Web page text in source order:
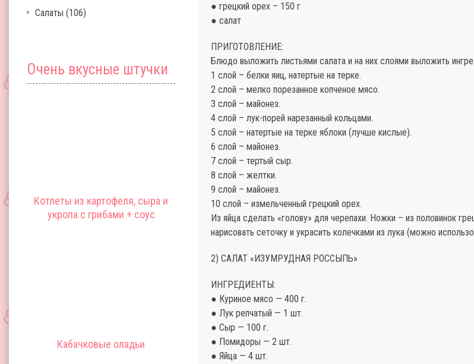
Салаты (106)
Очень вкусные штучки
Котлеты из картофеля, сыра и
укропа с грибами + соус
Кабачковые оладьи
● грецкий орех – 150 г
● салат
ПРИГОТОВЛЕНИЕ:
Блюдо выложить листьями салата и на них слоями выложить
1 слой – белки яиц, натертые на терке.
2 слой – мелко порезанное копченое мясо.
3 слой – майонез.
4 слой – лук-порей нарезанный кольцами.
5 слой – натертые на терке яблоки (лучше кислые).
6 слой – майонез.
7 слой – тертый сыр.
8 слой – желтки.
9 слой – майонез.
10 слой – измельченный грецкий орех.
Из яйца сделать «голову» для черепахи. Ножки – из половинок
нарисовать сеточку и украсить колечками из лука (можно
2) САЛАТ «ИЗУМРУДНАЯ РОССЫПЬ»
ИНГРЕДИЕНТЫ:
● Куриное мясо — 400 г.
● Лук репчатый — 1 шт.
● Сыр — 100 г.
● Помидоры — 2 шт.
● Яйца — 4 шт.